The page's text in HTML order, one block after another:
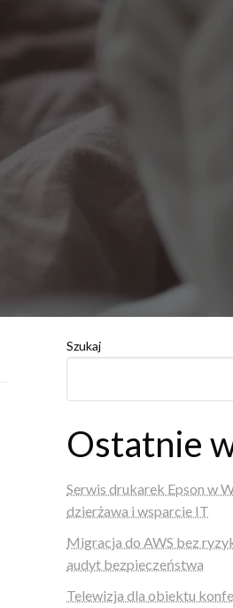
Szukaj
Ostatnie
Serwis drukarek Epson w
dzierżawa i wsparcie IT
Migracja do AWS bez
audyt bezpieczeństwa
Telewizja dla obiektu